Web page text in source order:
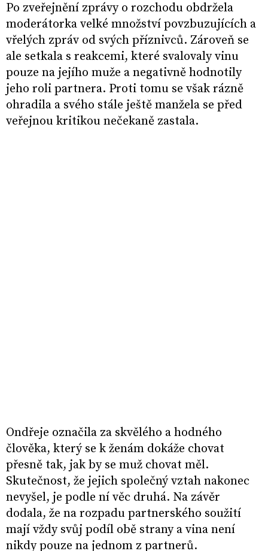
Po zveřejnění zprávy o rozchodu obdržela
moderátorka velké množství povzbuzujících a
vřelých zpráv od svých příznivců. Zároveň se
ale setkala s reakcemi, které svalovaly vinu
pouze na jejího muže a negativně hodnotily
jeho roli partnera. Proti tomu se však rázně
ohradila a svého stále ještě manžela se před
veřejnou kritikou nečekaně zastala.
Ondřeje označila za skvělého a hodného
člověka, který se k ženám dokáže chovat
přesně tak, jak by se muž chovat měl.
Skutečnost, že jejich společný vztah nakonec
nevyšel, je podle ní věc druhá. Na závěr
dodala, že na rozpadu partnerského soužití
mají vždy svůj podíl obě strany a vina není
nikdy pouze na jednom z partnerů.